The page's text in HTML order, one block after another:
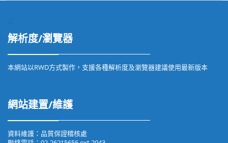
解析度/瀏覽器
本網站以RWD方式製作，支援各種解析度及瀏覽器建議使用最新版本
網站建置/維護
資料維護：品質保證稽核處